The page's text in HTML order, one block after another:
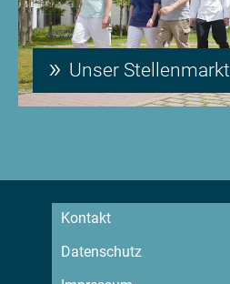
Unser Stellenmarkt
Kontakt
Datenschutz